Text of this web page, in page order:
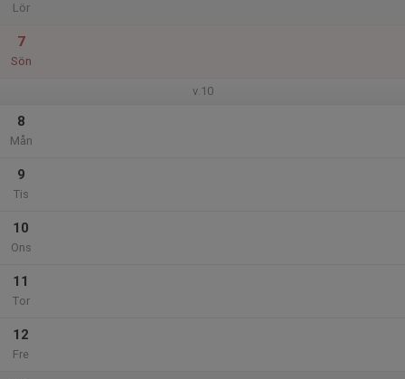
Lör
7
Sön
v.10
8
Mån
9
Tis
10
Ons
11
Tor
12
Fre